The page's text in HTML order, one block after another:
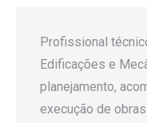
Profissional
Edificações e
planejamento,
execução de